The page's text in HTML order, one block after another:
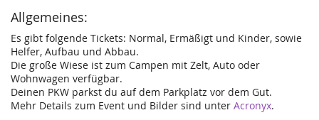
Allgemeines:
Es gibt folgende Tickets: Normal, Ermäßigt und Kinder, sowie
Helfer, Aufbau und Abbau.
Die große Wiese ist zum Campen mit Zelt, Auto oder
Wohnwagen verfügbar.
Deinen PKW parkst du auf dem Parkplatz vor dem Gut.
Mehr Details zum Event und Bilder sind unter Acronyx.